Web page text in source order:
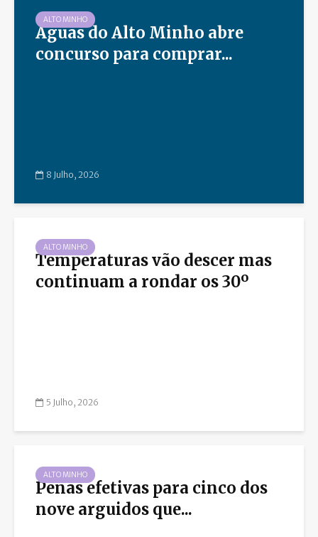
ALTO MINHO
Águas do Alto Minho abre
concurso para comprar...
8 Julho, 2026
ALTO MINHO
Temperaturas vão descer mas
continuam a rondar os 30º
5 Julho, 2026
ALTO MINHO
Penas efetivas para cinco dos
nove arguidos que...